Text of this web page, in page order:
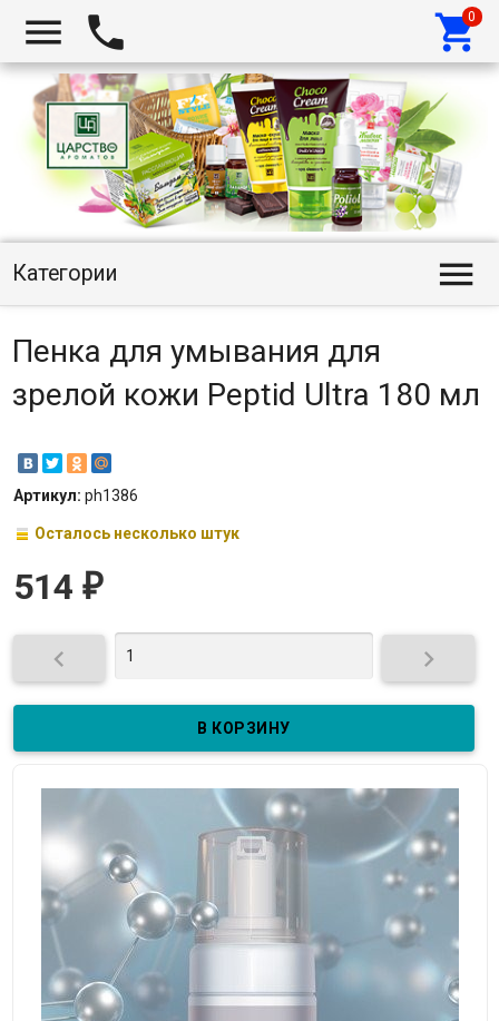
  
Категории 
Пенка для умывания для
зрелой кожи Peptid Ultra 180 мл
Артикул: ph1386
Осталось несколько штук
514 ₽
 